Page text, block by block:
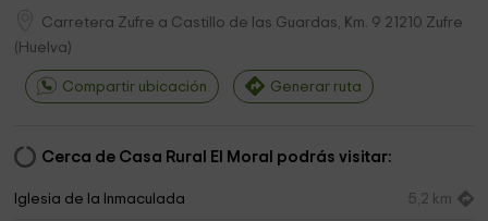
Carretera Zufre a Castillo de las Guardas, Km. 9 21210 Zufre
( Huelva)
Compartir ubicación Generar ruta
Cerca de Casa Rural El Moral podrás visitar:
Iglesia de la Inmaculada 5,2 km